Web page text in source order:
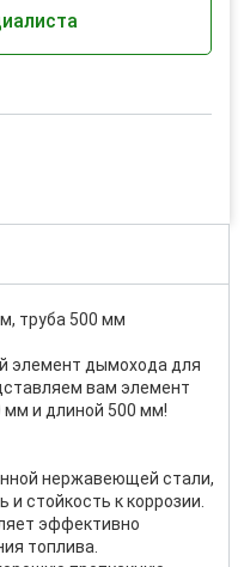
труба 500 мм
элемент дымохода для
вам элемент
и длиной 500 мм!
нержавеющей стали,
стойкость к коррозии.
эффективно
топлива.